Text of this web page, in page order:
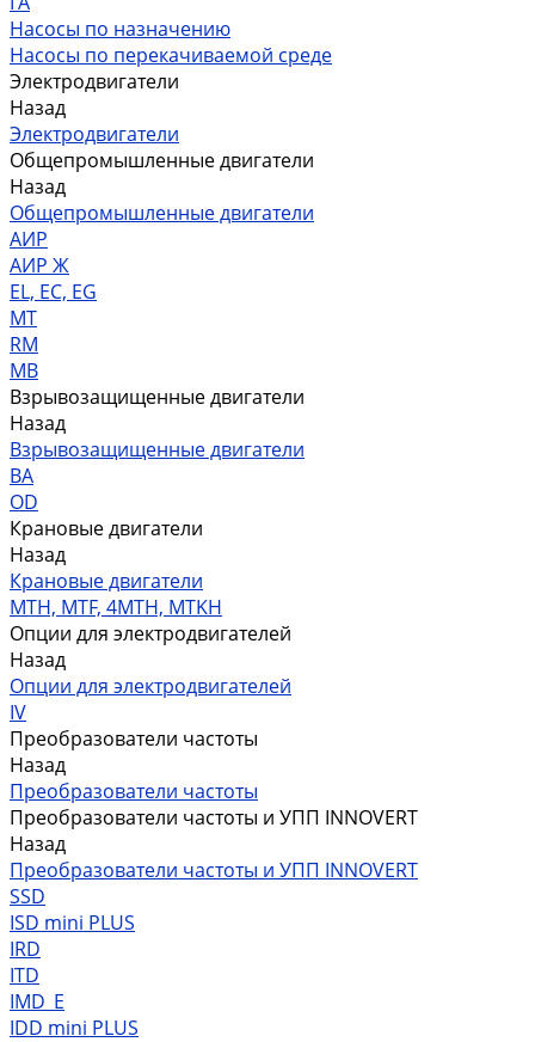
Насосы по назначению
Насосы по перекачиваемой среде
Электродвигатели
Назад
Электродвигатели
Общепромышленные двигатели
Назад
Общепромышленные двигатели
АИР
АИР Ж
EL, EC, EG
MT
RM
MB
Взрывозащищенные двигатели
Назад
Взрывозащищенные двигатели
ВА
OD
Крановые двигатели
Назад
Крановые двигатели
MTH, MTF, 4MTH, MTKH
Опции для электродвигателей
Назад
Опции для электродвигателей
IV
Преобразователи частоты
Назад
Преобразователи частоты
Преобразователи частоты и УПП INNOVERT
Назад
Преобразователи частоты и УПП INNOVERT
SSD
ISD mini PLUS
IRD
ITD
IMD_E
IDD mini PLUS